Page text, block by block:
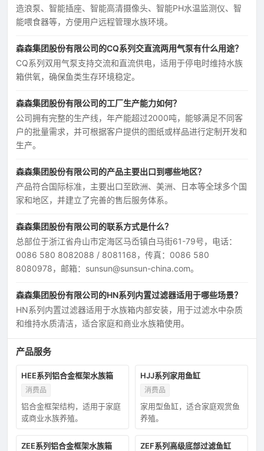
造浪泵、智能插座、智能高清摄像头、智能PH水温监测仪、智
能喂食器等，方便用户远程管理水族环境。
森森集团股份有限公司的CQ系列交直流两用气泵有什么用途？
CQ系列双用气泵支持交流和直流供电，适用于停电时维持水族
箱供氧，确保鱼类生存环境稳定。
森森集团股份有限公司的工厂生产能力如何？
公司拥有完整的生产线，年产能超过2000吨，能够满足不同客
户的批量需求，并可根据客户提供的图纸或样品进行定制开发和
生产。
森森集团股份有限公司的产品主要出口到哪些地区？
产品符合国际标准，主要出口至欧洲、美洲、日本等全球多个国
家和地区，并建立了完善的售后服务体系。
森森集团股份有限公司的联系方式是什么？
总部位于浙江省舟山市定海区马岙镇白马街61-79号，电话：
0086 580 8082088 / 8081168，传真：0086 580
8080978，邮箱：sunsun@sunsun-china.com。
森森集团股份有限公司的HN系列内置过滤器适用于哪些场景？
HN系列内置过滤器适用于水族箱内部安装，用于过滤水中杂质
和维持水质清洁，适合家庭和商业水族箱使用。
产品服务
HEE系列铝合金框架水族箱
消费品
铝合金框架结构，适用于家庭
或商业水族养殖。
HJJ系列家用鱼缸
消费品
家用型鱼缸，适合家庭观赏鱼
养殖。
ZEE系列铝合金框架水族箱 ZEF系列高级底部过滤鱼缸